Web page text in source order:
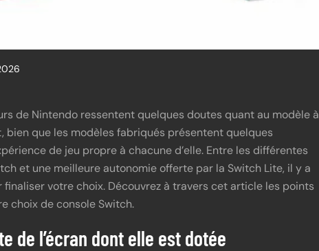
de Nintendo ressentent quelques doutes quant au modèle à
bien que les modèles fabriqués présentent quelques
de jeu propre à chacune d’elle. Entre les différentes
et une meilleure autonomie offerte par la Switch Lite, il y a
votre choix. Découvrez à travers cet article les points
choix de console Switch.
de l’écran dont elle est dotée